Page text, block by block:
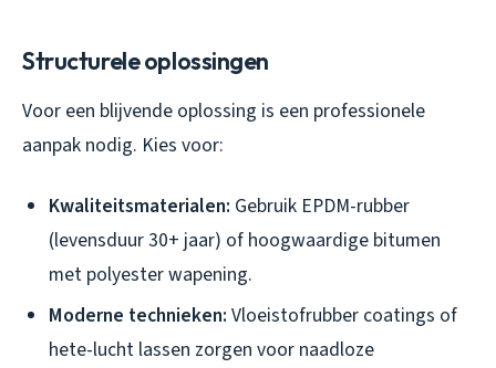
Structurele oplossingen
Voor een blijvende oplossing is een professionele
aanpak nodig. Kies voor:
Kwaliteitsmaterialen: Gebruik EPDM-rubber
(levensduur 30+ jaar) of hoogwaardige bitumen
met polyester wapening.
Moderne technieken: Vloeistofrubber coatings of
hete-lucht lassen zorgen voor naadloze